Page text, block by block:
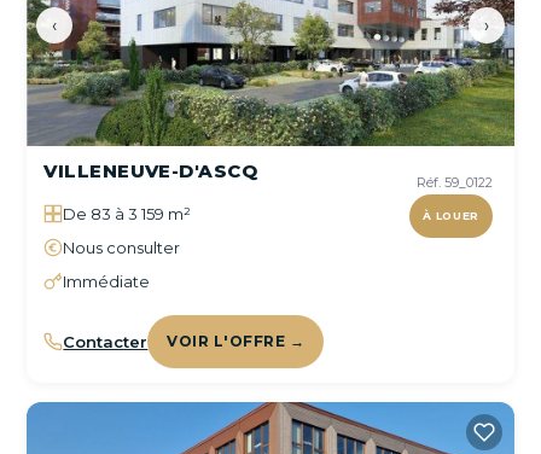
‹ ›
Réf. 59_0122
À LOUER
VILLENEUVE-D'ASCQ
De 83 à 3 159 m²
Nous consulter
Immédiate
Contacter VOIR L'OFFRE →